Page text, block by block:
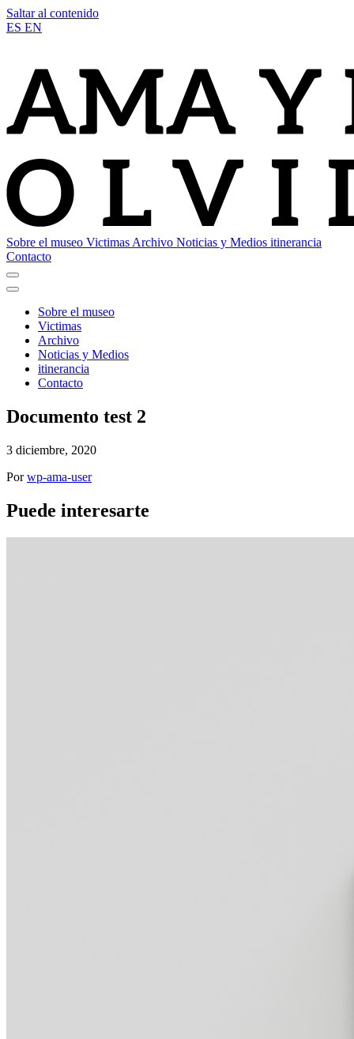
Saltar al contenido
ES EN
Sobre el museo Victimas Archivo Noticias y Medios itinerancia
Contacto
Sobre el museo
Victimas
Archivo
Noticias y Medios
itinerancia
Contacto
Documento test 2
3 diciembre, 2020
Por wp-ama-user
Puede interesarte